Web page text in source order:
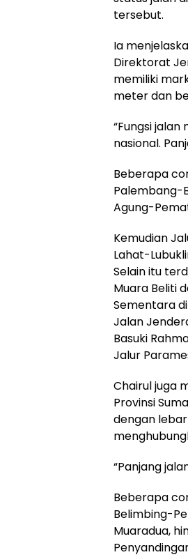
tersebut.
Ia
Direktorat
memiliki
meter dan
“Fungsi
nasional.
Beberapa
Palembang-
Agung-
Kemudian
Lahat-
Selain itu
Muara Beliti
Sementara
Jalan
Basuki
Jalur
Chairul juga
Provinsi
dengan
“Panjang
Beberapa
Belimbing-
Muaradua,